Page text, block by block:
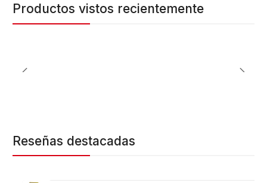
Productos vistos recientemente
Reseñas destacadas